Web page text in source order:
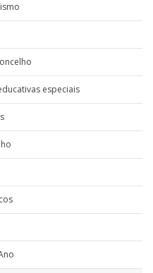
especiais